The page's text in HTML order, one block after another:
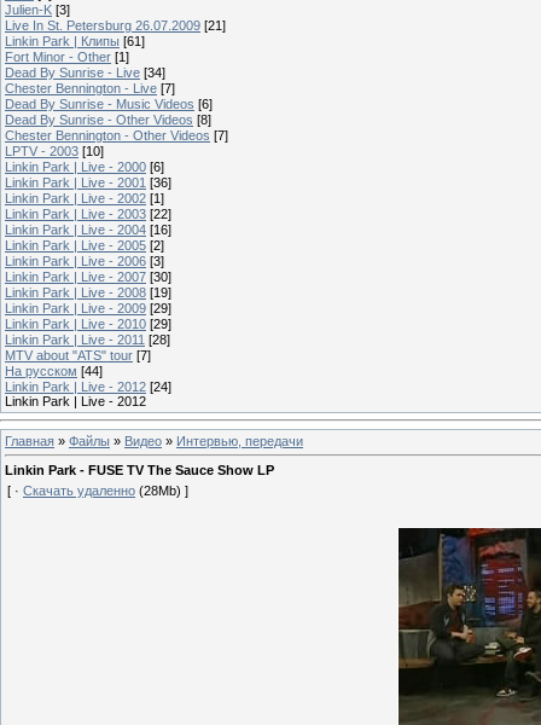
Julien-K [3]
Live In St. Petersburg 26.07.2009 [21]
Linkin Park | Клипы [61]
Fort Minor - Other [1]
Dead By Sunrise - Live [34]
Chester Bennington - Live [7]
Dead By Sunrise - Music Videos [6]
Dead By Sunrise - Other Videos [8]
Chester Bennington - Other Videos [7]
LPTV - 2003 [10]
Linkin Park | Live - 2000 [6]
Linkin Park | Live - 2001 [36]
Linkin Park | Live - 2002 [1]
Linkin Park | Live - 2003 [22]
Linkin Park | Live - 2004 [16]
Linkin Park | Live - 2005 [2]
Linkin Park | Live - 2006 [3]
Linkin Park | Live - 2007 [30]
Linkin Park | Live - 2008 [19]
Linkin Park | Live - 2009 [29]
Linkin Park | Live - 2010 [29]
Linkin Park | Live - 2011 [28]
MTV about "ATS" tour [7]
На русском [44]
Linkin Park | Live - 2012 [24]
Linkin Park | Live - 2012
Главная » Файлы » Видео » Интервью, передачи
Linkin Park - FUSE TV The Sauce Show LP
[ · Скачать удаленно (28Mb) ]